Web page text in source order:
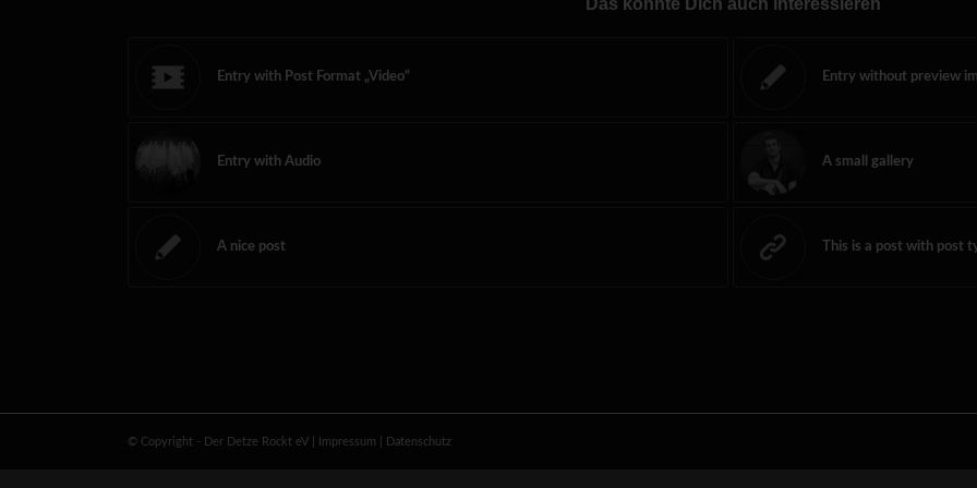
Entry with Post Format „Video“ Entry without preview
Entry with Audio A small gallery
A nice post This is a post with post
© Copyright - Der Detze Rockt eV Impressum Datenschutz